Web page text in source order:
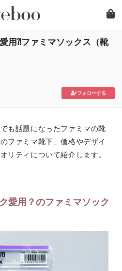
用⁈ファミマソックス（靴
フォローする
も話題になったファミマの靴
ファミマ靴下、価格やデザイ
リティについて紹介します。
愛用？のファミマソック